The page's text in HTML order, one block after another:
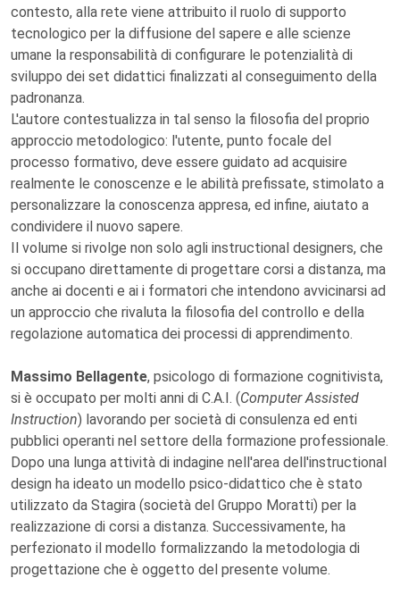
contesto, alla rete viene attribuito il ruolo di supporto
tecnologico per la diffusione del sapere e alle scienze
umane la responsabilità di configurare le potenzialità di
sviluppo dei set didattici finalizzati al conseguimento della
padronanza.
L'autore contestualizza in tal senso la filosofia del proprio
approccio metodologico: l'utente, punto focale del
processo formativo, deve essere guidato ad acquisire
realmente le conoscenze e le abilità prefissate, stimolato a
personalizzare la conoscenza appresa, ed infine, aiutato a
condividere il nuovo sapere.
Il volume si rivolge non solo agli instructional designers, che
si occupano direttamente di progettare corsi a distanza, ma
anche ai docenti e ai i formatori che intendono avvicinarsi ad
un approccio che rivaluta la filosofia del controllo e della
regolazione automatica dei processi di apprendimento.
Massimo Bellagente, psicologo di formazione cognitivista,
si è occupato per molti anni di C.A.I. (Computer Assisted
Instruction) lavorando per società di consulenza ed enti
pubblici operanti nel settore della formazione professionale.
Dopo una lunga attività di indagine nell'area dell'instructional
design ha ideato un modello psico-didattico che è stato
utilizzato da Stagira (società del Gruppo Moratti) per la
realizzazione di corsi a distanza. Successivamente, ha
perfezionato il modello formalizzando la metodologia di
progettazione che è oggetto del presente volume.